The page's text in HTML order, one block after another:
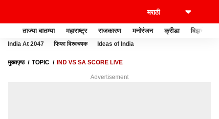
ताज्या बातम्या महाराष्ट्र राजकारण मनोरंजन क्रीडा बिझनेस
India At 2047 फिफा विश्वचषक Ideas of India
मुख्यपृष्ठ TOPIC IND VS SA SCORE LIVE
Advertisement